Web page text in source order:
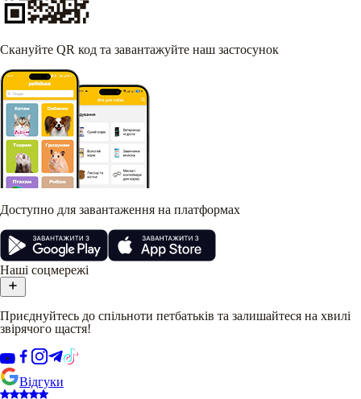
Скануйте QR код та завантажуйте наш застосунок
Доступно для завантаження на платформах
Наші соцмережі
Приєднуйтесь до спільноти петбатьків та залишайтеся на хвилі
звірячого щастя!
Відгуки